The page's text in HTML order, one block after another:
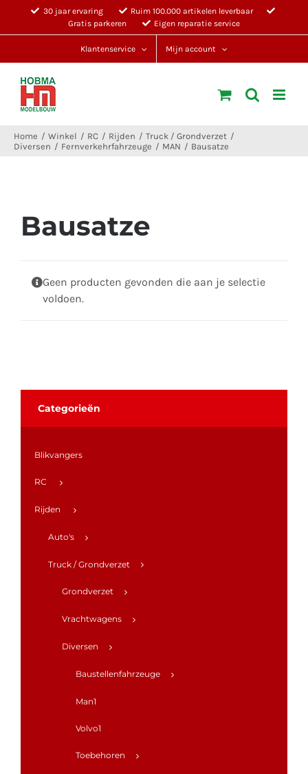
30 jaar ervaring
Ruim 100.000 artikelen leverbaar
Gratis parkeren
Eigen reparatie service
Klantenservice Mijn account
Home Winkel RC Rijden
Truck / Grondverzet
Diversen
Fernverkehrfahrzeuge MAN Bausatze
Bausatze
Geen producten gevonden die aan je selectie
voldoen.
Categorieën
Blikvangers
RC
Rijden
Auto's
Truck / Grondverzet
Grondverzet
Vrachtwagens
Diversen
Baustellenfahrzeuge
Man1
Volvo1
Toebehoren